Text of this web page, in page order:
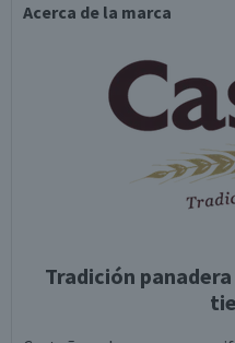
Acerca de la marca
Tradición